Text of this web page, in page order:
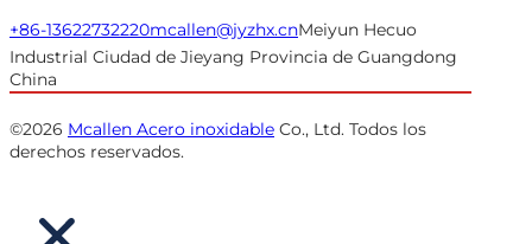
+86-13622732220mcallen@jyzhx.cnMeiyun Hecuo
Industrial Ciudad de Jieyang Provincia de Guangdong
China
©2026 Mcallen Acero inoxidable Co., Ltd. Todos los
derechos reservados.